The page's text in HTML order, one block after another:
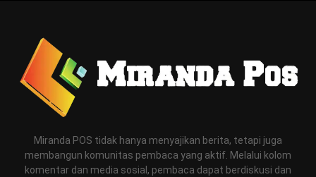
Miranda POS tidak hanya menyajikan berita, tetapi juga
membangun komunitas pembaca yang aktif. Melalui kolom
komentar dan media sosial, pembaca dapat berdiskusi dan